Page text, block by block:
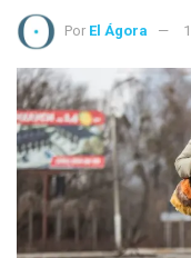
Por El Ágora